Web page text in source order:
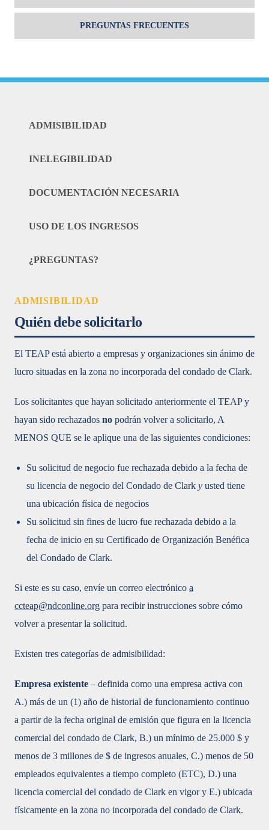
PREGUNTAS FRECUENTES
ADMISIBILIDAD
INELEGIBILIDAD
DOCUMENTACIÓN NECESARIA
USO DE LOS INGRESOS
¿PREGUNTAS?
ADMISIBILIDAD
Quién debe solicitarlo
El TEAP está abierto a empresas y organizaciones sin ánimo de
lucro situadas en la zona no incorporada del condado de Clark.
Los solicitantes que hayan solicitado anteriormente el TEAP y
hayan sido rechazados no podrán volver a solicitarlo, A
MENOS QUE se le aplique una de las siguientes condiciones:
Su solicitud de negocio fue rechazada debido a la fecha de
su licencia de negocio del Condado de Clark y usted tiene
una ubicación física de negocios
Su solicitud sin fines de lucro fue rechazada debido a la
fecha de inicio en su Certificado de Organización Benéfica
del Condado de Clark.
Si este es su caso, envíe un correo electrónico a
ccteap@ndconline.org para recibir instrucciones sobre cómo
volver a presentar la solicitud.
Existen tres categorías de admisibilidad:
Empresa existente – definida como una empresa activa con
A.) más de un (1) año de historial de funcionamiento continuo
a partir de la fecha original de emisión que figura en la licencia
comercial del condado de Clark, B.) un mínimo de 25.000 $ y
menos de 3 millones de $ de ingresos anuales, C.) menos de 50
empleados equivalentes a tiempo completo (ETC), D.) una
licencia comercial del condado de Clark en vigor y E.) ubicada
físicamente en la zona no incorporada del condado de Clark.